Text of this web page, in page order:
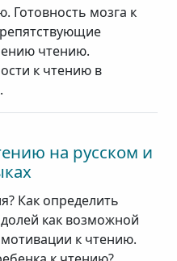
Готовность мозга к
чтению.
к чтению в
на русском и
Как определить
как возможной
к чтению.